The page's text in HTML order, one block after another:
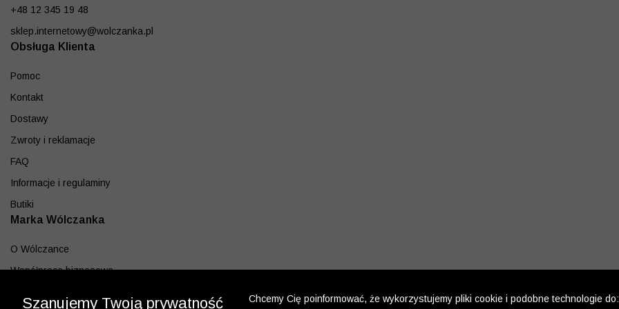
+48 12 345 19 48
sklep.internetowy@wolczanka.pl
Obsługa Klienta
Pomoc
Kontakt
Dostawy
Zwroty i reklamacje
FAQ
Informacje i regulaminy
Butiki
Marka Wólczanka
O Wólczance
Współpraca biznesowa
Szanujemy Twoją prywatność
Chcemy Cię poinformować, że wykorzystujemy pliki cookie i podobne technologie do: